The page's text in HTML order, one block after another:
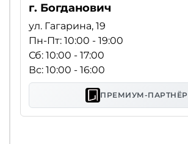
г. Богданович
ул. Гагарина, 19
Пн-Пт: 10:00 - 19:00
Сб: 10:00 - 17:00
Вс: 10:00 - 16:00
ПРЕМИУМ-ПАРТНЁР